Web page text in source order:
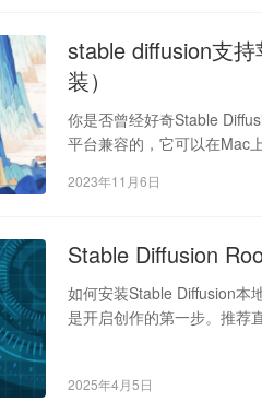
stable diffusion支
装）
你是否曾经好奇Stable
平台兼容的，它可以在Mac
2023年11月6日
Stable Diffusion
如何安装Stable Diffusion本
是开启创作的第一步。推
2025年4月5日